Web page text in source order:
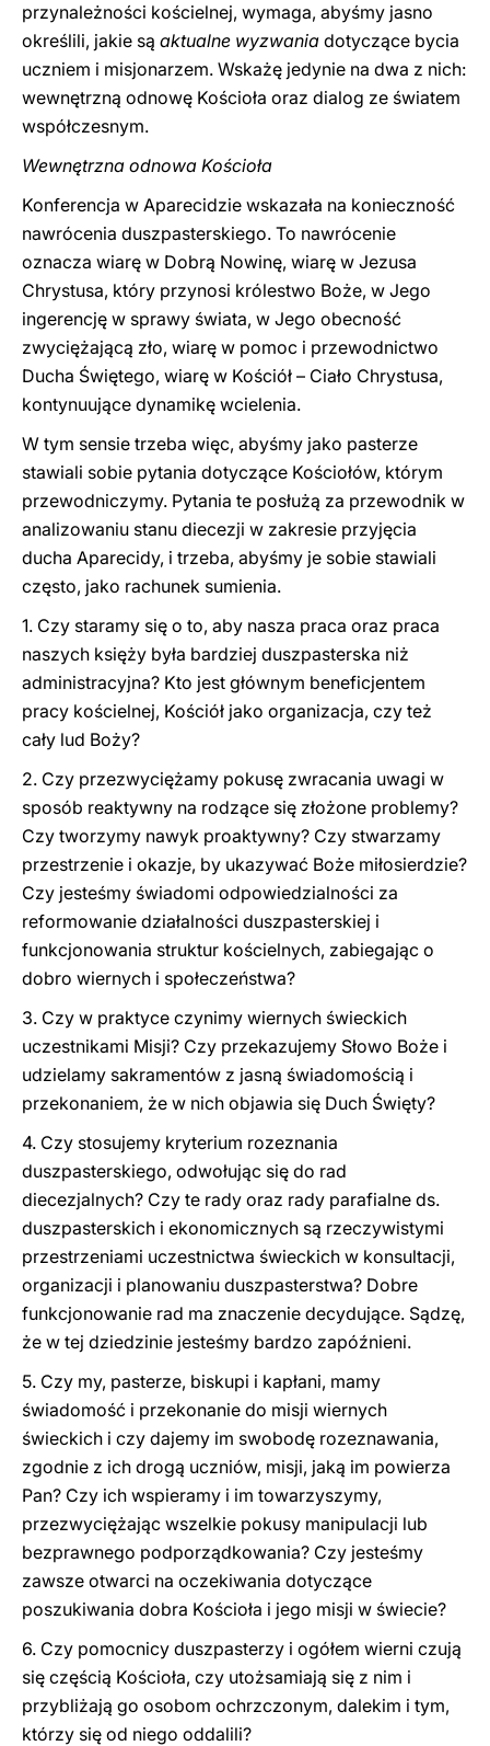
przynależności kościelnej, wymaga, abyśmy jasno
określili, jakie są aktualne wyzwania dotyczące bycia
uczniem i misjonarzem. Wskażę jedynie na dwa z nich:
wewnętrzną odnowę Kościoła oraz dialog ze światem
współczesnym.
Wewnętrzna odnowa Kościoła
Konferencja w Aparecidzie wskazała na konieczność
nawrócenia duszpasterskiego. To nawrócenie
oznacza wiarę w Dobrą Nowinę, wiarę w Jezusa
Chrystusa, który przynosi królestwo Boże, w Jego
ingerencję w sprawy świata, w Jego obecność
zwyciężającą zło, wiarę w pomoc i przewodnictwo
Ducha Świętego, wiarę w Kościół – Ciało Chrystusa,
kontynuujące dynamikę wcielenia.
W tym sensie trzeba więc, abyśmy jako pasterze
stawiali sobie pytania dotyczące Kościołów, którym
przewodniczymy. Pytania te posłużą za przewodnik w
analizowaniu stanu diecezji w zakresie przyjęcia
ducha Aparecidy, i trzeba, abyśmy je sobie stawiali
często, jako rachunek sumienia.
1. Czy staramy się o to, aby nasza praca oraz praca
naszych księży była bardziej duszpasterska niż
administracyjna? Kto jest głównym beneficjentem
pracy kościelnej, Kościół jako organizacja, czy też
cały lud Boży?
2. Czy przezwyciężamy pokusę zwracania uwagi w
sposób reaktywny na rodzące się złożone problemy?
Czy tworzymy nawyk proaktywny? Czy stwarzamy
przestrzenie i okazje, by ukazywać Boże miłosierdzie?
Czy jesteśmy świadomi odpowiedzialności za
reformowanie działalności duszpasterskiej i
funkcjonowania struktur kościelnych, zabiegając o
dobro wiernych i społeczeństwa?
3. Czy w praktyce czynimy wiernych świeckich
uczestnikami Misji? Czy przekazujemy Słowo Boże i
udzielamy sakramentów z jasną świadomością i
przekonaniem, że w nich objawia się Duch Święty?
4. Czy stosujemy kryterium rozeznania
duszpasterskiego, odwołując się do rad
diecezjalnych? Czy te rady oraz rady parafialne ds.
duszpasterskich i ekonomicznych są rzeczywistymi
przestrzeniami uczestnictwa świeckich w konsultacji,
organizacji i planowaniu duszpasterstwa? Dobre
funkcjonowanie rad ma znaczenie decydujące. Sądzę,
że w tej dziedzinie jesteśmy bardzo zapóźnieni.
5. Czy my, pasterze, biskupi i kapłani, mamy
świadomość i przekonanie do misji wiernych
świeckich i czy dajemy im swobodę rozeznawania,
zgodnie z ich drogą uczniów, misji, jaką im powierza
Pan? Czy ich wspieramy i im towarzyszymy,
przezwyciężając wszelkie pokusy manipulacji lub
bezprawnego podporządkowania? Czy jesteśmy
zawsze otwarci na oczekiwania dotyczące
poszukiwania dobra Kościoła i jego misji w świecie?
6. Czy pomocnicy duszpasterzy i ogółem wierni czują
się częścią Kościoła, czy utożsamiają się z nim i
przybliżają go osobom ochrzczonym, dalekim i tym,
którzy się od niego oddalili?